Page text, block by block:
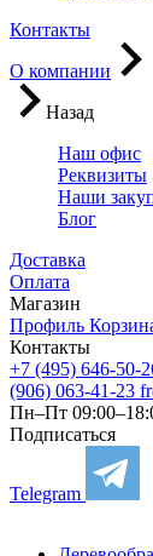
Контакты
О компании
Назад
Наш офис
Реквизиты
Наши
Блог
Доставка
Оплата
Магазин
Профиль
Контакты
+7 (495) 646-50-
(906) 063-41-23
Пн–Пт
Подписаться
Telegram